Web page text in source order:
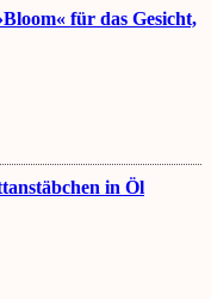
für das Gesicht,
in Öl